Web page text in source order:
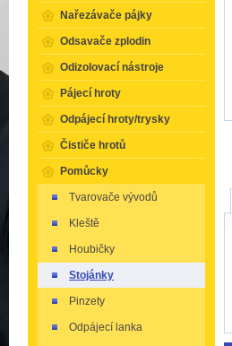
Nařezávače pájky
Odsavače zplodin
Odizolovací nástroje
Pájecí hroty
Odpájecí hroty/trysky
Čističe hrotů
Pomůcky
Tvarovače vývodů
Kleště
Houbičky
Stojánky
Pinzety
Odpájecí lanka